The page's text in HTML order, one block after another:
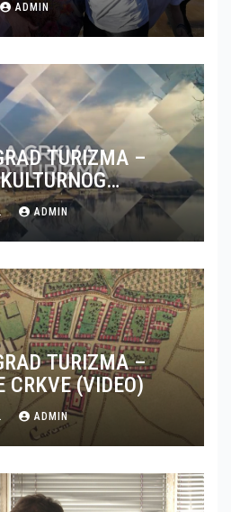
ADMIN
TURIZMA –
CRKVI (VIDEO)
ADMIN
TURIZMA –
CRKVE (VIDEO)
ADMIN